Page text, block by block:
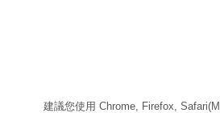
建議您使用 Chrome, Firefox,